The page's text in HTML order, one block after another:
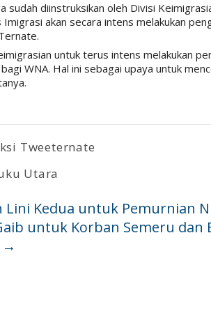
sudah diinstruksikan oleh Divisi
akan secara intens melakukan
untuk terus intens melakukan
WNA. Hal ini sebagai upaya untuk
Tweeternate
Utara
Lini Kedua untuk Pemurnian
untuk Korban Semeru dan
→